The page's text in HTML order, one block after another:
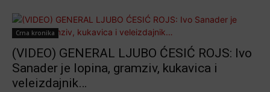
Crna kronika
(VIDEO) GENERAL LJUBO ĆESIĆ ROJS: Ivo
Sanader je lopina, gramziv, kukavica i
veleizdajnik…